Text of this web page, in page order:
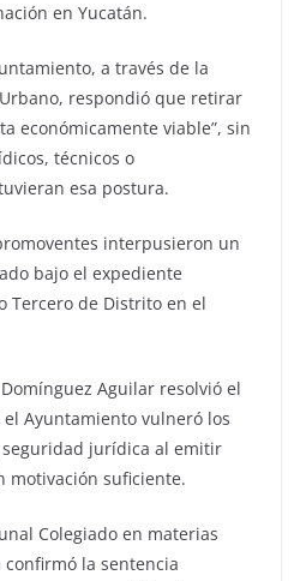
en Yucatán.
a través de la
respondió que retirar
económicamente viable”, sin
técnicos o
esa postura.
interpusieron un
bajo el expediente
Tercero de Distrito en el
Aguilar resolvió el
Ayuntamiento vulneró los
jurídica al emitir
motivación suficiente.
Colegiado en materias
la sentencia